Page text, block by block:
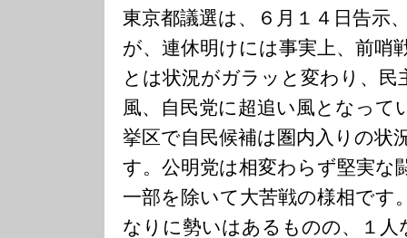
東京都議選は、６月１４日告示
が、連休明けには事実上、前哨
とは状況がガラッと変わり、民
風、自民党に超追い風となって
挙区で自民候補は圏内入りの状
す。公明党は相変わらず堅実な
一部を除いて大苦戦の様相です
なりに勢いはあるものの、１